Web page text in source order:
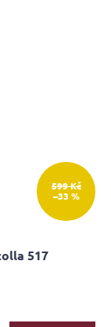
599 Kč
–33 %
517